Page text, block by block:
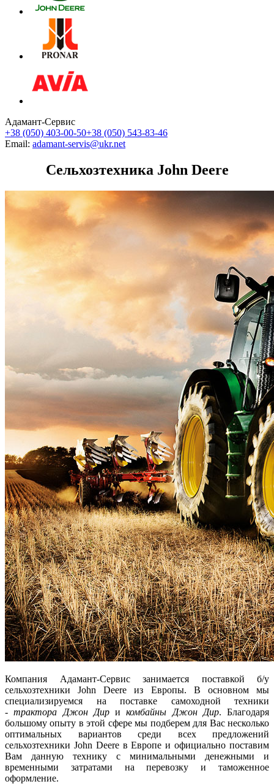
Адамант-Сервис
+38 (050) 403-00-50+38 (050) 543-83-46
Email: adamant-servis@ukr.net
Сельхозтехника John Deere
Компания Адамант-Сервис занимается поставкой б/у
сельхозтехники John Deere из Европы. В основном мы
специализируемся на поставке самоходной техники
-трактора Джон Дирикомбайны Джон Дир. Благодаря
большому опыту в этой сфере мы подберем для Вас несколько
оптимальных вариантов среди всех предложений
сельхозтехники John Deere в Европе и официально поставим
Вам данную технику с минимальными денежными и
временными затратами на перевозку и таможенное
оформление.